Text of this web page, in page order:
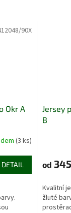
Okr A
(3 ks)
DETAIL
90X
Jersey
B
od
Kvalitní
žluté